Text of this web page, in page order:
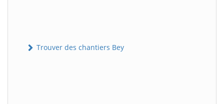
Trouver des chantiers Bey